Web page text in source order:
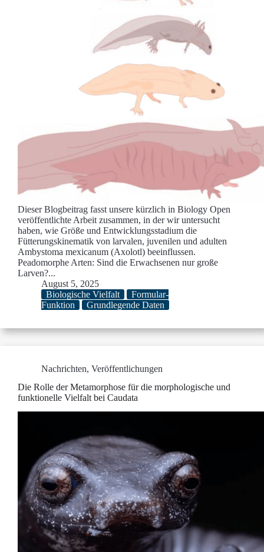
Dieser Blogbeitrag fasst unsere kürzlich in Biology Open
veröffentlichte Arbeit zusammen, in der wir untersucht
haben, wie Größe und Entwicklungsstadium die
Fütterungskinematik von larvalen, juvenilen und adulten
Ambystoma mexicanum (Axolotl) beeinflussen.
Peadomorphe Arten: Sind die Erwachsenen nur große
Larven?...
August 5, 2025
Biologische Vielfalt
Formular-
Funktion
Grundlegende Daten
Nachrichten, Veröffentlichungen
Die Rolle der Metamorphose für die morphologische und
funktionelle Vielfalt bei Caudata